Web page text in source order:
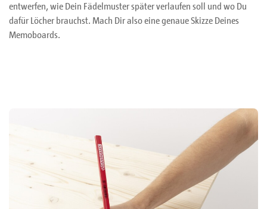
entwerfen, wie Dein Fädelmuster später verlaufen soll und wo Du
dafür Löcher brauchst. Mach Dir also eine genaue Skizze Deines
Memoboards.